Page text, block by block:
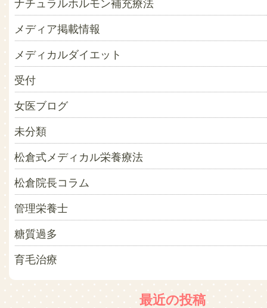
ナチュラルホルモン補充療法
メディア掲載情報
メディカルダイエット
受付
女医ブログ
未分類
松倉式メディカル栄養療法
松倉院長コラム
管理栄養士
糖質過多
育毛治療
最近の投稿